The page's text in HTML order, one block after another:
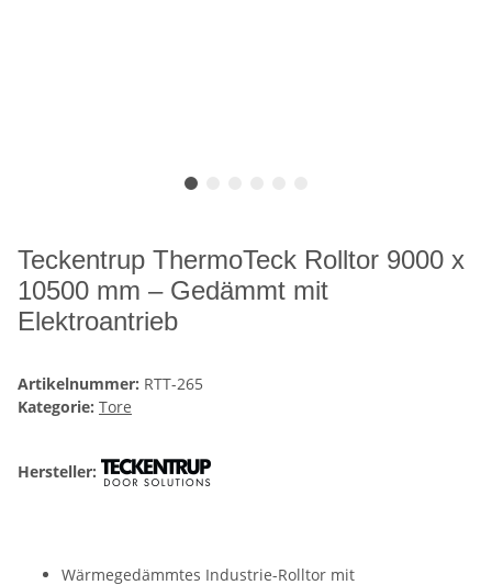
Teckentrup ThermoTeck Rolltor 9000 x
10500 mm – Gedämmt mit
Elektroantrieb
Artikelnummer: RTT-265
Kategorie: Tore
Hersteller:
Wärmegedämmtes Industrie-Rolltor mit